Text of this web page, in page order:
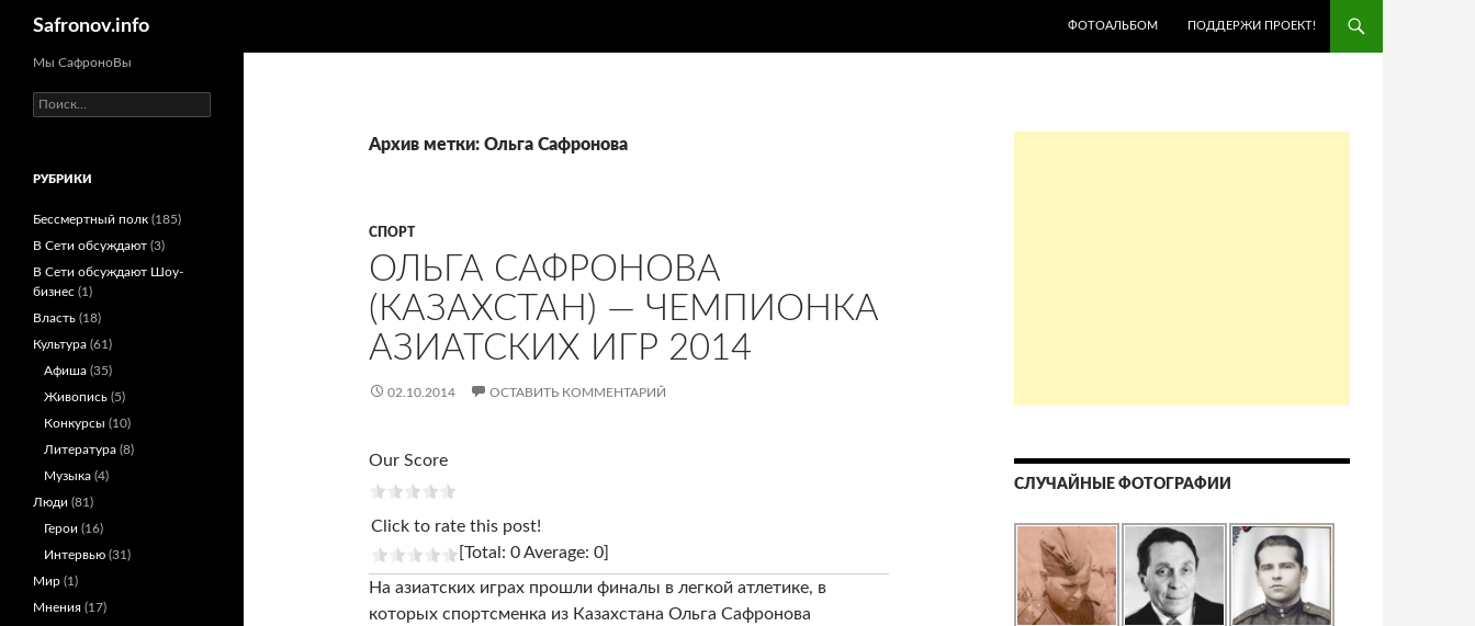
Safronov.info
ФОТОАЛЬБОМ
ПОДДЕРЖИ ПРОЕКТ!
Архив метки: Ольга Сафронова
СПОРТ
ОЛЬГА САФРОНОВА
(КАЗАХСТАН) — ЧЕМПИОНКА
АЗИАТСКИХ ИГР 2014
02.10.2014 ОСТАВИТЬ КОММЕНТАРИЙ
Our Score
Click to rate this post!
[Total: 0 Average: 0]
На азиатских играх прошли финалы в легкой атлетике, в
которых спортсменка из Казахстана Ольга Сафронова
СЛУЧАЙНЫЕ ФОТОГРАФИИ
Мы СафроноВы
Найти:
РУБРИКИ
Бессмертный полк (185)
В Сети обсуждают (3)
В Сети обсуждают Шоу-
бизнес (1)
Власть (18)
Культура (61)
Афиша (35)
Живопись (5)
Конкурсы (10)
Литература (8)
Музыка (4)
Люди (81)
Герои (16)
Интервью (31)
Мир (1)
Мнения (17)